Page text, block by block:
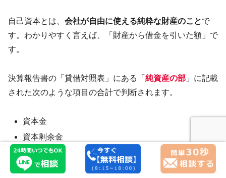
自己資本とは、 会社が自由に使える純粋な財産のことで
す。わかりやすく言えば、「財産から借金を引いた額」で
す。
決算報告書の「貸借対照表」にある「 純資産の部 」に記載
された次のような項目の合計で判断されます。
資本金
資本剰余金
利益剰余金（繰越利益など）